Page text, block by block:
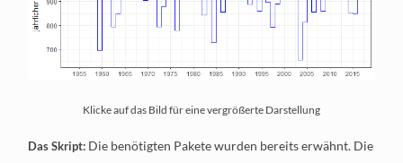
Klicke auf das Bild für eine vergrößerte Darstellung
Das Skript: Die benötigten Pakete wurden bereits erwähnt. Die